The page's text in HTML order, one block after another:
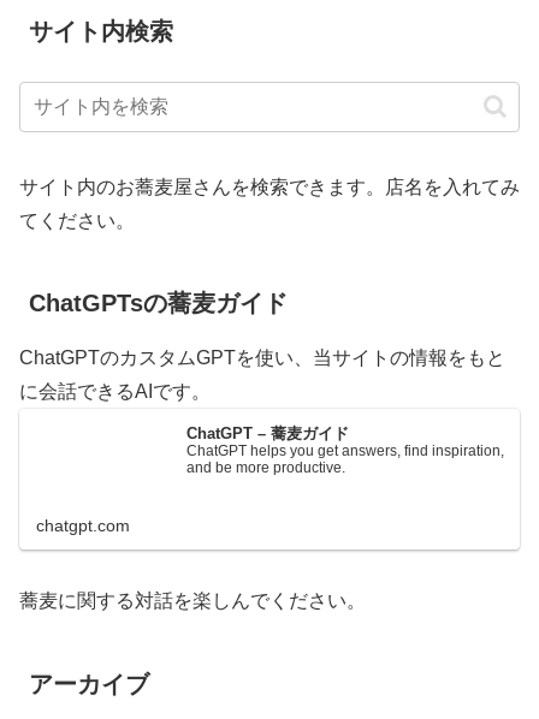
サイト内検索
サイト内のお蕎麦屋さんを検索できます。店名を入れてみ
てください。
ChatGPTsの蕎麦ガイド
ChatGPTのカスタムGPTを使い、当サイトの情報をもと
に会話できるAIです。
ChatGPT – 蕎麦ガイド
ChatGPT helps you get answers, find inspiration,
and be more productive.
chatgpt.com
蕎麦に関する対話を楽しんでください。
アーカイブ